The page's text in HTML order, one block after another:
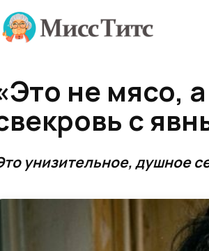
не мясо,
с
унизительное, душное